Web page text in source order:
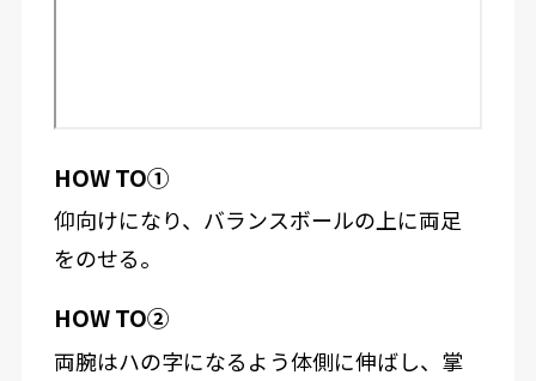
HOW TO①
仰向けになり、バランスボールの上に両足
をのせる。
HOW TO②
両腕はハの字になるよう体側に伸ばし、掌